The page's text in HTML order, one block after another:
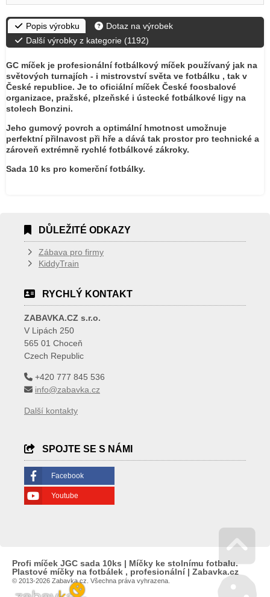
Popis výrobku
Dotaz na výrobek
Další výrobky z kategorie (1192)
GC míček je profesionální fotbálkový míček používaný jak na
světových turnajích - i mistrovství světa ve fotbálku , tak v
České republice. Je to oficiální míček České foosbalové
organizace, pražské, plzeňské i ústecké fotbálkové ligy na
stolech Bonzini.
Jeho gumový povrch a optimální hmotnost umožnuje
perfektní přilnavost při hře a dává tak prostor pro technické a
zároveň extrémně rychlé fotbálkové zákroky.
Sada 10 ks pro komerční fotbálky.
DŮLEŽITÉ ODKAZY
Zábava pro firmy
KiddyTrain
RYCHLÝ KONTAKT
ZABAVKA.CZ s.r.o.
V Lipách 250
565 01 Choceň
Czech Republic
+420 777 845 536
info@zabavka.cz
Další kontakty
SPOJTE SE S NÁMI
Facebook
Youtube
Profi míček JGC sada 10ks | Míčky ke stolnímu fotbalu.
Plastové míčky na fotbálek , profesionální | Zabavka.cz
© 2013-2026 Zabavka.cz. Všechna práva vyhrazena. Go